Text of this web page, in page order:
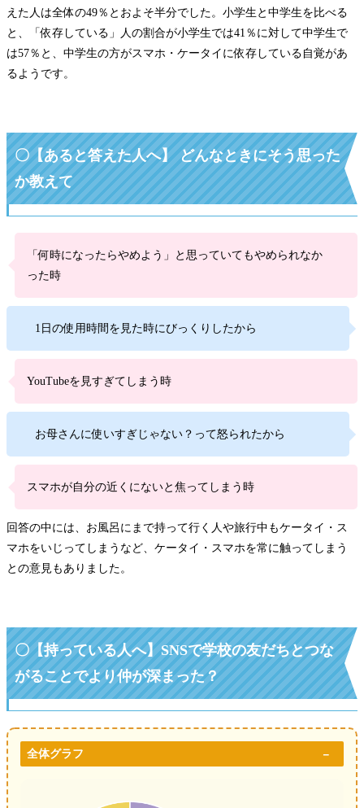
えた人は全体の49％とおよそ半分でした。小学生と中学生を比べる
と、「依存している」人の割合が小学生では41％に対して中学生で
は57％と、中学生の方がスマホ・ケータイに依存している自覚があ
るようです。
〇【あると答えた人へ】 どんなときにそう思った
か教えて
「何時になったらやめよう」と思っていてもやめられなか
った時
1日の使用時間を見た時にびっくりしたから
YouTubeを見すぎてしまう時
お母さんに使いすぎじゃない？って怒られたから
スマホが自分の近くにないと焦ってしまう時
回答の中には、お風呂にまで持って行く人や旅行中もケータイ・ス
マホをいじってしまうなど、ケータイ・スマホを常に触ってしまう
との意見もありました。
〇【持っている人へ】SNSで学校の友だちとつな
がることでより仲が深まった？
全体グラフ